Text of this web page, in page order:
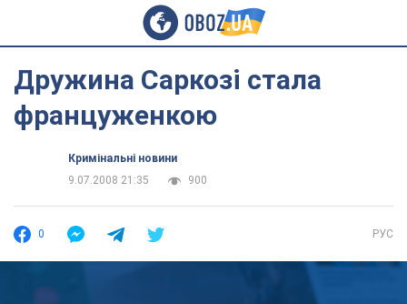
Дружина Саркозі стала
француженкою
Кримінальні новини
9.07.2008 21:35
900
0 РУС